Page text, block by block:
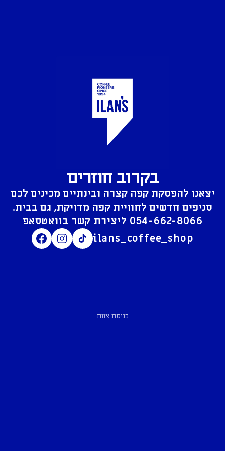
בקרוב חוזרים
יצאנו להפסקת קפה קצרה ובינתיים מכינים לכם
סניפים חדשים לחוויית קפה מדויקת, גם בבית.
054-662-8066
ilans_coffee_shop
כניסת צוות